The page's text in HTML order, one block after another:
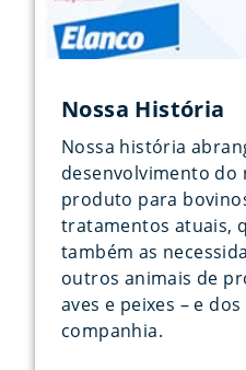
Nossa História
Nossa história
desenvolvimento do
produto para
tratamentos atuais,
também as
outros animais de
aves e peixes – e
companhia.